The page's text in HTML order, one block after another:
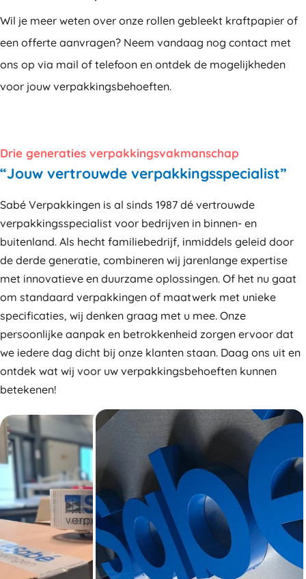
Wil je meer weten over onze rollen gebleekt kraftpapier of
een offerte aanvragen? Neem vandaag nog contact met
ons op via mail of telefoon en ontdek de mogelijkheden
voor jouw verpakkingsbehoeften.
Drie generaties verpakkingsvakmanschap
“Jouw vertrouwde verpakkingsspecialist”
Sabé Verpakkingen is al sinds 1987 dé vertrouwde
verpakkingsspecialist voor bedrijven in binnen- en
buitenland. Als hecht familiebedrijf, inmiddels geleid door
de derde generatie, combineren wij jarenlange expertise
met innovatieve en duurzame oplossingen. Of het nu gaat
om standaard verpakkingen of maatwerk met unieke
specificaties, wij denken graag met u mee. Onze
persoonlijke aanpak en betrokkenheid zorgen ervoor dat
we iedere dag dicht bij onze klanten staan. Daag ons uit en
ontdek wat wij voor uw verpakkingsbehoeften kunnen
betekenen!